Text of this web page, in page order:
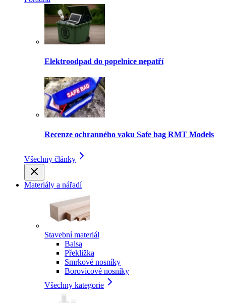
Elektroodpad do popelnice nepatří
Recenze ochranného vaku Safe bag RMT Models
Všechny články
Materiály a nářadí
Stavební materiál
Balsa
Překližka
Smrkové nosníky
Borovicové nosníky
Všechny kategorie